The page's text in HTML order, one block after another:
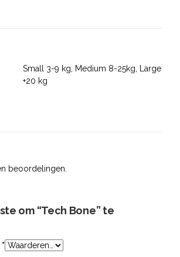
Small 3-9 kg, Medium 8-25kg, Large
+20 kg
beoordelingen.
om “Tech Bone” te
*